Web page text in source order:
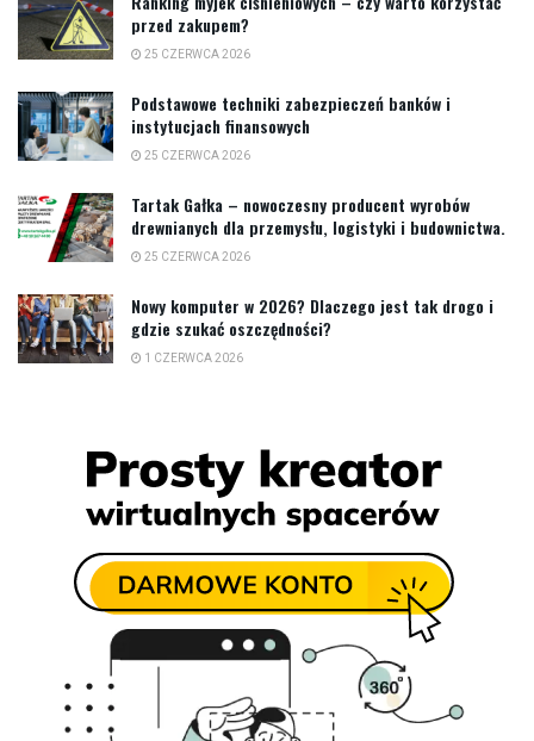
przed zakupem?
25 CZERWCA 2026
Podstawowe techniki zabezpieczeń banków i
instytucjach finansowych
25 CZERWCA 2026
Tartak Gałka – nowoczesny producent wyrobów
drewnianych dla przemysłu, logistyki i budownictwa.
25 CZERWCA 2026
Nowy komputer w 2026? Dlaczego jest tak drogo i
gdzie szukać oszczędności?
1 CZERWCA 2026